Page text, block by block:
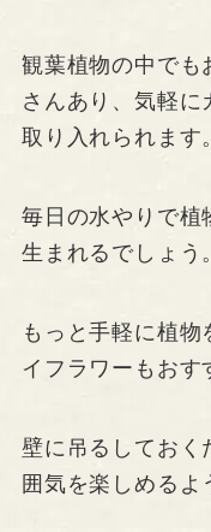
観葉植物の中でも
さんあり、気軽に
取り入れられます
毎日の水やりで植
生まれるでしょう
もっと手軽に植物
イフラワーもおす
壁に吊るしておく
囲気を楽しめるよ